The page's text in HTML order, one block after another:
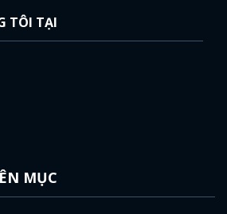
TÔI TẠI
MỤC